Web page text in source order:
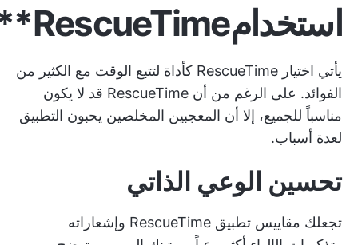
استخدامRescueTime**
يأتي اختيار RescueTime كأداة لتتبع الوقت مع الكثير من
الفوائد. على الرغم من أن RescueTime قد لا يكون
مناسباً للجميع، إلا أن المعجبين المخلصين يحبون التطبيق
لعدة أسباب.
تحسين الوعي الذاتي
تجعلك مقاييس تطبيق RescueTime وإشعاراته